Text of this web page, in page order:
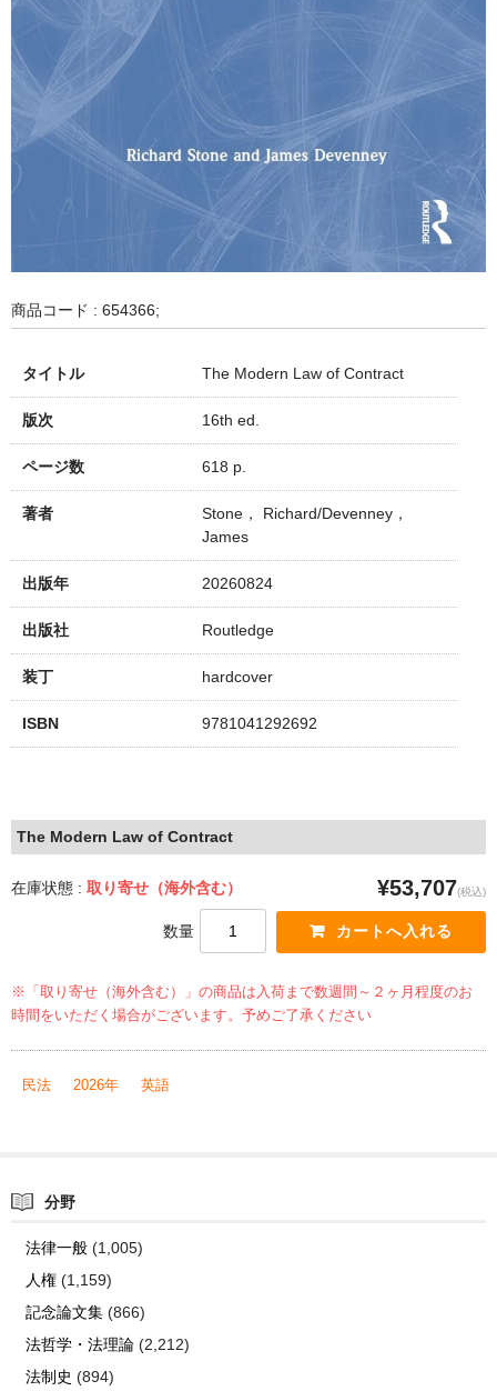
商品コード : 654366;
タイトル The Modern Law of Contract
版次 16th ed.
ページ数 618 p.
著者
Stone， Richard/Devenney，
James
出版年 20260824
出版社 Routledge
装丁 hardcover
ISBN 9781041292692
The Modern Law of Contract
在庫状態 : 取り寄せ（海外含む） ¥53,707(税込)
数量
※「取り寄せ（海外含む）」の商品は入荷まで数週間～２ヶ月程度のお
時間をいただく場合がございます。予めご了承ください
民法 2026年 英語
分野
法律一般(1,005)
人権(1,159)
記念論文集(866)
法哲学・法理論(2,212)
法制史 (894)